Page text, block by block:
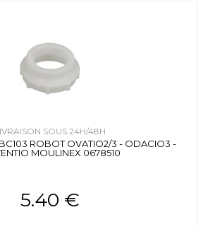
SOUS 24H/48H
ROBOT OVATIO2/3 - ODACIO3 -
MOULINEX 0678510
5.40 €